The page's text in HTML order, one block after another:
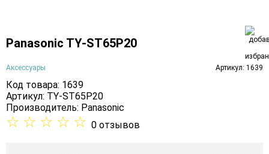
Panasonic TY-ST65P20
Аксессуары Артикул: 1639
Код товара: 1639
Артикул: TY-ST65P20
Производитель: Panasonic
☆ ☆ ☆ ☆ ☆ 0 отзывов